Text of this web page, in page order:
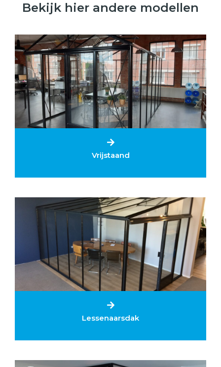
Bekijk hier andere modellen
Vrijstaand
Lessenaarsdak